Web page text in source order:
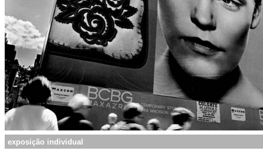
exposição individual